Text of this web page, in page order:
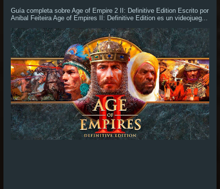
Guía completa sobre Age of Empire 2 II: Definitive Edition Escrito por
Anibal Feiteira Age of Empires II: Definitive Edition es un videojueg...